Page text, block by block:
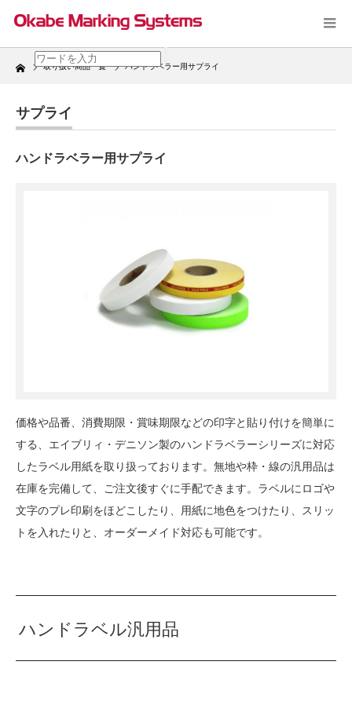
Home 取り扱い商品一覧 ハンドラベラー用サプライ
サプライ
ハンドラベラー用サプライ
価格や品番、消費期限・賞味期限などの印字と貼り付けを簡単に
する、エイブリィ・デニソン製のハンドラベラーシリーズに対応
したラベル用紙を取り扱っております。無地や枠・線の汎用品は
在庫を完備して、ご注文後すぐに手配できます。ラベルにロゴや
文字のプレ印刷をほどこしたり、用紙に地色をつけたり、スリッ
トを入れたりと、オーダーメイド対応も可能です。
ハンドラベル汎用品